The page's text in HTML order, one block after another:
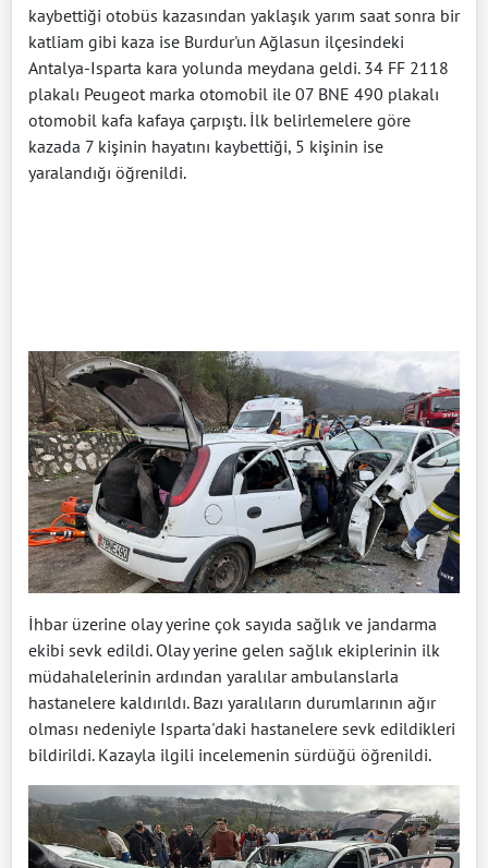
kaybettiği otobüs kazasından yaklaşık yarım saat sonra bir
katliam gibi kaza ise Burdur'un Ağlasun ilçesindeki
Antalya-Isparta kara yolunda meydana geldi. 34 FF 2118
plakalı Peugeot marka otomobil ile 07 BNE 490 plakalı
otomobil kafa kafaya çarpıştı. İlk belirlemelere göre
kazada 7 kişinin hayatını kaybettiği, 5 kişinin ise
yaralandığı öğrenildi.
İhbar üzerine olay yerine çok sayıda sağlık ve jandarma
ekibi sevk edildi. Olay yerine gelen sağlık ekiplerinin ilk
müdahalelerinin ardından yaralılar ambulanslarla
hastanelere kaldırıldı. Bazı yaralıların durumlarının ağır
olması nedeniyle Isparta'daki hastanelere sevk edildikleri
bildirildi. Kazayla ilgili incelemenin sürdüğü öğrenildi.